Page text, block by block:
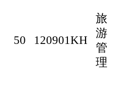
50 120901KH
旅
游
管
理